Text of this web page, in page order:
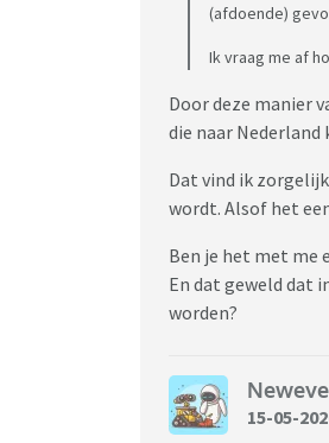
(afdoende)
Ik vraag me af
Door deze manier
die naar
Dat vind ik
wordt. Alsof het
Ben je het met me
En dat geweld dat
worden?
Neweve
15-05-